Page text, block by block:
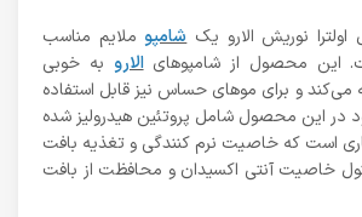
اولترا نوریش الارو یکشامپو ملایم مناسب
این محصول از شامپوهایالارو به خوبی
می‌کند و برای موهای حساس نیز قابل استفاده
در این محصول شامل پروتئین هیدرولیز شده
است که خاصیت نرم کنندگی و تغذیه بافت
خاصیت آنتی اکسیدان و محافظت از بافت